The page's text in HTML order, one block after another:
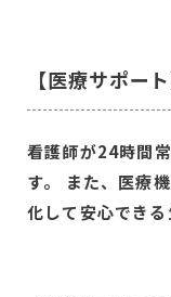
【医療サポート
看護師が24時間
す。 また、医療
化して安心できる